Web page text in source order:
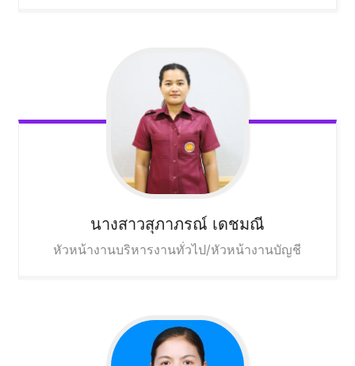
นางสาวสุภาภรณ์ เดชมณี
หัวหน้างานบริหารงานทั่วไป/หัวหน้างานบัญชี